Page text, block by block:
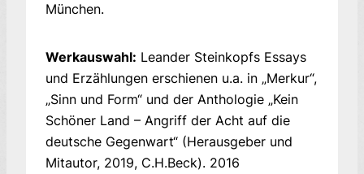
München.
Werkauswahl: Leander Steinkopfs Essays
und Erzählungen erschienen u.a. in „Merkur“,
„Sinn und Form“ und der Anthologie „Kein
Schöner Land – Angriff der Acht auf die
deutsche Gegenwart“ (Herausgeber und
Mitautor, 2019, C.H.Beck). 2016